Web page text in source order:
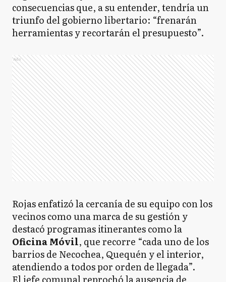
consecuencias que, a su entender, tendría un
triunfo del gobierno libertario: “frenarán
herramientas y recortarán el presupuesto”.
Ads
Rojas enfatizó la cercanía de su equipo con los
vecinos como una marca de su gestión y
destacó programas itinerantes como la
Oficina Móvil, que recorre “cada uno de los
barrios de Necochea, Quequén y el interior,
atendiendo a todos por orden de llegada”.
El jefe comunal reprochó la ausencia de